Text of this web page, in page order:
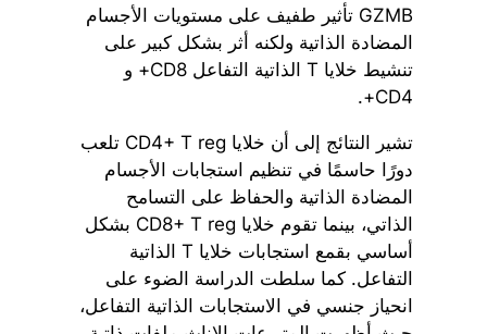
GZMB تأثير طفيف على مستويات الأجسام
المضادة الذاتية ولكنه أثر بشكل كبير على
تنشيط خلايا T الذاتية التفاعل CD8+ و
CD4+.
تشير النتائج إلى أن خلايا CD4+ T reg تلعب
دورًا حاسمًا في تنظيم استجابات الأجسام
المضادة الذاتية والحفاظ على التسامح
الذاتي، بينما تقوم خلايا CD8+ T reg بشكل
أساسي بقمع استجابات خلايا T الذاتية
التفاعل. كما سلطت الدراسة الضوء على
انحياز جنسي في الاستجابات الذاتية التفاعل،